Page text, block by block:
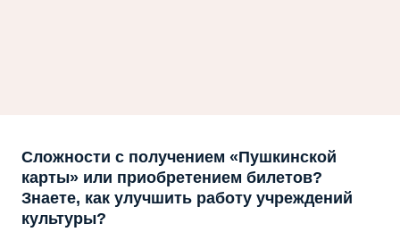
Сложности с получением «Пушкинской
карты» или приобретением билетов?
Знаете, как улучшить работу учреждений
культуры?